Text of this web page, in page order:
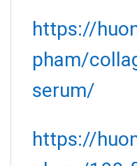
https://
pham/
serum/
https://